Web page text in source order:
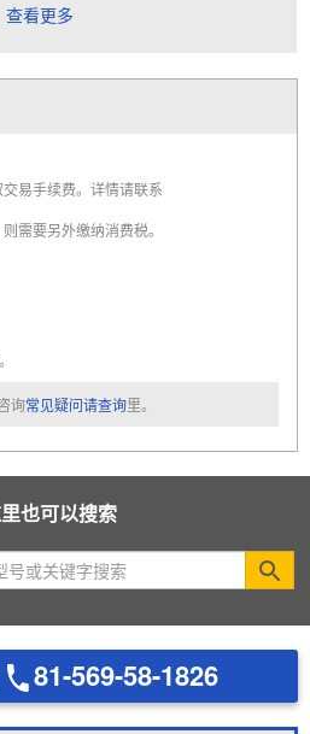
查看更多
易手续费。详情请联系
需要另外缴纳消费税。
询常见疑问请查询里。
也可以搜索
81-569-58-1826